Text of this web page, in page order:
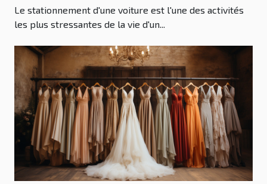
Le stationnement d'une voiture est l'une des activités
les plus stressantes de la vie d'un...